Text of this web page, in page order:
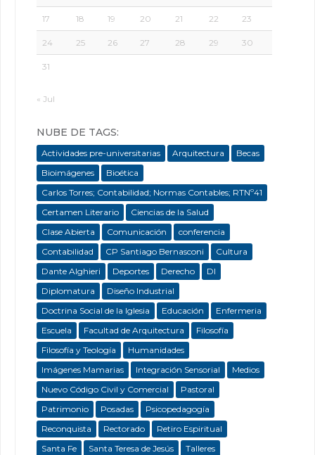
17 18 19 20 21 22 23
24 25 26 27 28 29 30
31
« Jul
NUBE DE TAGS:
Actividades pre-universitarias Arquitectura
Becas
Bioimágenes
Bioética
Carlos Torres; Contabilidad; Normas Contables; RTNº41
Certamen Literario
Ciencias de la Salud
Clase Abierta
Comunicación
conferencia
Contabilidad
CP Santiago Bernasconi
Cultura
Dante Alghieri
Deportes Derecho
DI
Diplomatura
Diseño Industrial
Doctrina Social de la Iglesia
Educación
Enfermeria
Escuela
Facultad de Arquitectura
Filosofía
Filosofía y Teología
Humanidades
Imágenes Mamarias
Integración Sensorial
Medios
Nuevo Código Civil y Comercial
Pastoral
Patrimonio
Posadas
Psicopedagogía
Reconquista
Rectorado
Retiro Espiritual
Santa Fe
Santa Teresa de Jesús
Talleres